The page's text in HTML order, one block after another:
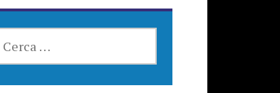
PER: